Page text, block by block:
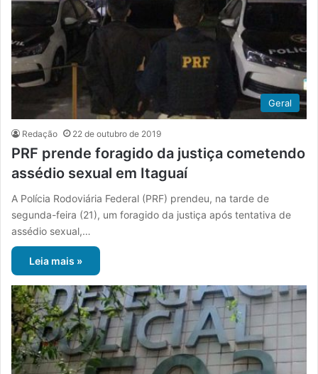
Geral
Redação 22 de outubro de 2019
PRF prende foragido da justiça cometendo
assédio sexual em Itaguaí
A Polícia Rodoviária Federal (PRF) prendeu, na tarde de
segunda-feira (21), um foragido da justiça após tentativa de
assédio sexual,…
Leia mais »